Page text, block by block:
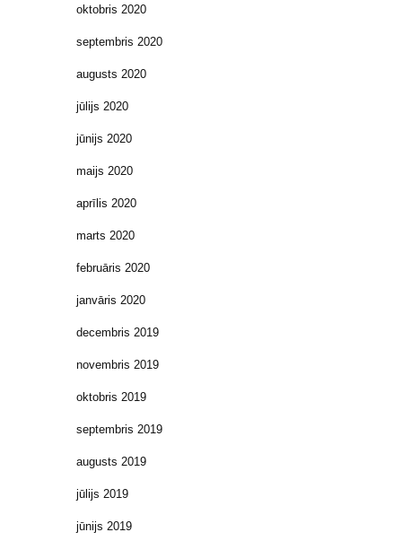
oktobris 2020
septembris 2020
augusts 2020
jūlijs 2020
jūnijs 2020
maijs 2020
aprīlis 2020
marts 2020
februāris 2020
janvāris 2020
decembris 2019
novembris 2019
oktobris 2019
septembris 2019
augusts 2019
jūlijs 2019
jūnijs 2019